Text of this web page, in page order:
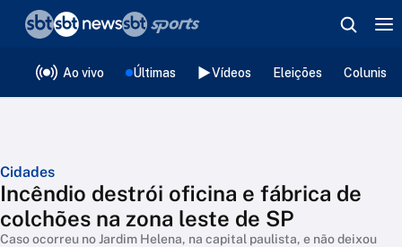
Ao vivo Últimas Vídeos Eleições
Cidades
Incêndio destrói oficina e fábrica de
colchões na zona leste de SP
Caso ocorreu no Jardim Helena, na capital paulista, e não deixou
❮voltar
Editorias